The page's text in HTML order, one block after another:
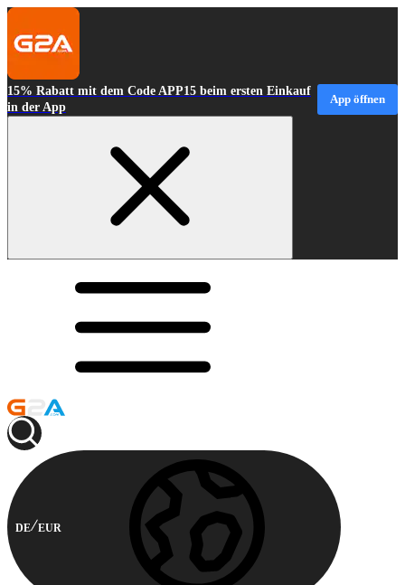
15% Rabatt mit dem Code APP15 beim ersten Einkauf
in der App
App öffnen
DE EUR